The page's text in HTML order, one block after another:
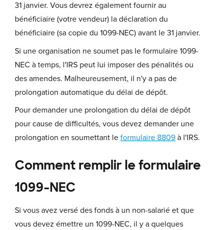
31 janvier. Vous devrez également fournir au
bénéficiaire (votre vendeur) la déclaration du
bénéficiaire (sa copie du 1099-NEC) avant le 31 janvier.
Si une organisation ne soumet pas le formulaire 1099-
NEC à temps, l'IRS peut lui imposer des pénalités ou
des amendes. Malheureusement, il n'y a pas de
prolongation automatique du délai de dépôt.
Pour demander une prolongation du délai de dépôt
pour cause de difficultés, vous devez demander une
prolongation en soumettant le formulaire 8809 à l'IRS.
Comment remplir le formulaire
1099-NEC
Si vous avez versé des fonds à un non-salarié et que
vous devez émettre un 1099-NEC, il y a quelques